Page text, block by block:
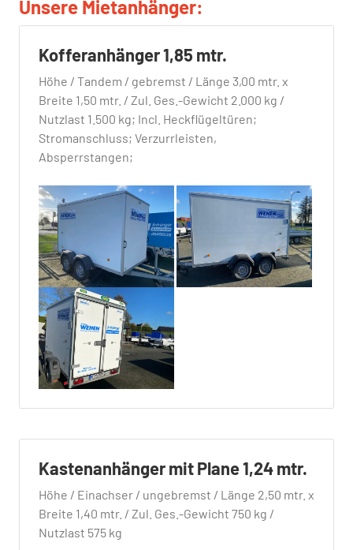
Unsere Mietanhänger:
Kofferanhänger 1,85 mtr.
Höhe / Tandem / gebremst / Länge 3,00 mtr. x
Breite 1,50 mtr. / Zul. Ges.-Gewicht 2.000 kg /
Nutzlast 1.500 kg; Incl. Heckflügeltüren;
Stromanschluss; Verzurrleisten,
Absperrstangen;
Kastenanhänger mit Plane 1,24 mtr.
Höhe / Einachser / ungebremst / Länge 2,50 mtr. x
Breite 1,40 mtr. / Zul. Ges.-Gewicht 750 kg /
Nutzlast 575 kg